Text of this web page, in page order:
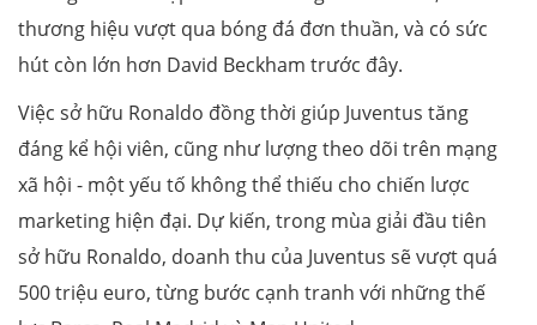
thương hiệu vượt qua bóng đá đơn thuần, và có sức
hút còn lớn hơn David Beckham trước đây.
Việc sở hữu Ronaldo đồng thời giúp Juventus tăng
đáng kể hội viên, cũng như lượng theo dõi trên mạng
xã hội - một yếu tố không thể thiếu cho chiến lược
marketing hiện đại. Dự kiến, trong mùa giải đầu tiên
sở hữu Ronaldo, doanh thu của Juventus sẽ vượt quá
500 triệu euro, từng bước cạnh tranh với những thế